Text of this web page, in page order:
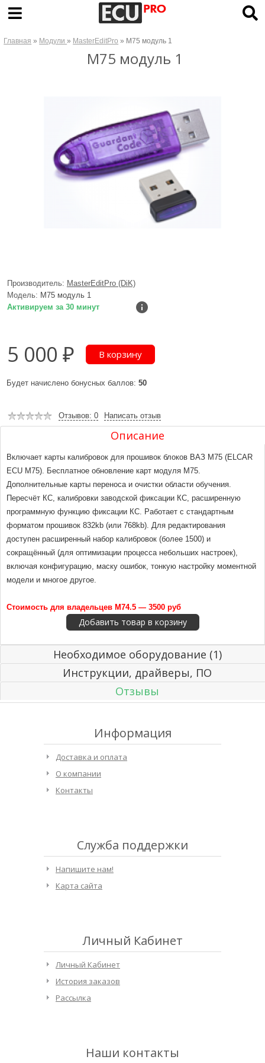
Главная » Модули» MasterEditPro » M75 модуль 1
M75 модуль 1
Производитель: MasterEditPro (DiK)
Модель: M75 модуль 1
Активируем за 30 минут
5 000 ₽
Будет начислено бонусных баллов: 50
Отзывов: 0 Написать отзыв
Описание
Включает карты калибровок для прошивок блоков ВАЗ М75 (ELCAR
ECU M75). Бесплатное обновление карт модуля М75.
Дополнительные карты переноса и очистки области обучения.
Пересчёт КС, калибровки заводской фиксации КС, расширенную
программную функцию фиксации КС. Работает с стандартным
форматом прошивок 832kb (или 768kb). Для редактирования
доступен расширенный набор калибровок (более 1500) и
сокращённый (для оптимизации процесса небольших настроек),
включая конфигурацию, маску ошибок, тонкую настройку моментной
модели и многое другое.
Стоимость для владельцев M74.5 — 3500 руб
Необходимое оборудование (1)
Инструкции, драйверы, ПО
Отзывы
Информация
Доставка и оплата
О компании
Контакты
Служба поддержки
Напишите нам!
Карта сайта
Личный Кабинет
Личный Кабинет
История заказов
Рассылка
Наши контакты